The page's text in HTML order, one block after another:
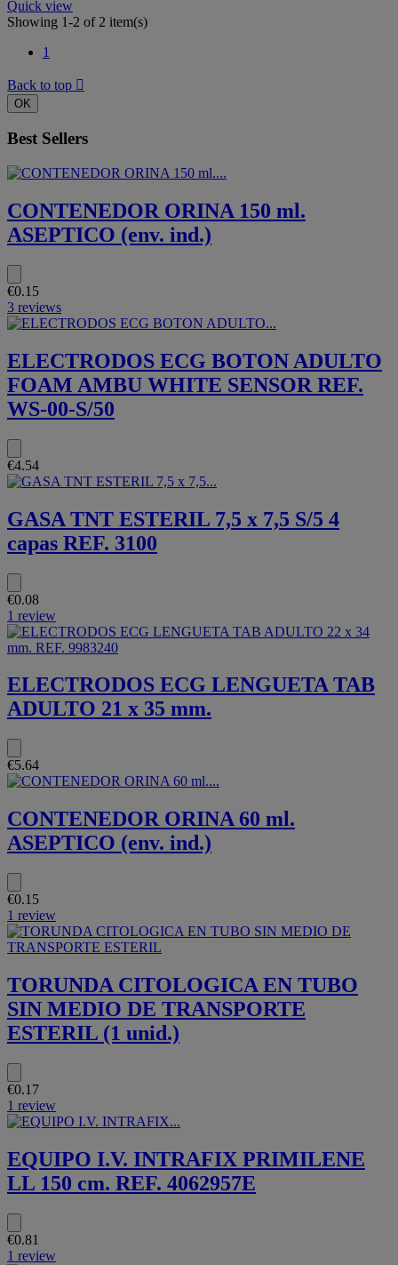
Quick view
Showing 1-2 of 2 item(s)
1
Back to top 
OK
Best Sellers
CONTENEDOR ORINA 150 ml.
ASEPTICO (env. ind.)
€0.15
3 reviews
ELECTRODOS ECG BOTON ADULTO
FOAM AMBU WHITE SENSOR REF.
WS-00-S/50
€4.54
GASA TNT ESTERIL 7,5 x 7,5 S/5 4
capas REF. 3100
€0.08
1 review
ELECTRODOS ECG LENGUETA TAB
ADULTO 21 x 35 mm.
€5.64
CONTENEDOR ORINA 60 ml.
ASEPTICO (env. ind.)
€0.15
1 review
TORUNDA CITOLOGICA EN TUBO
SIN MEDIO DE TRANSPORTE
ESTERIL (1 unid.)
€0.17
1 review
EQUIPO I.V. INTRAFIX PRIMILENE
LL 150 cm. REF. 4062957E
€0.81
1 review